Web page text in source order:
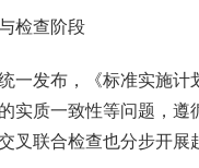
检查阶段
一发布，《标准实施
实质一致性等问题， 遵
叉联合检查也分步开